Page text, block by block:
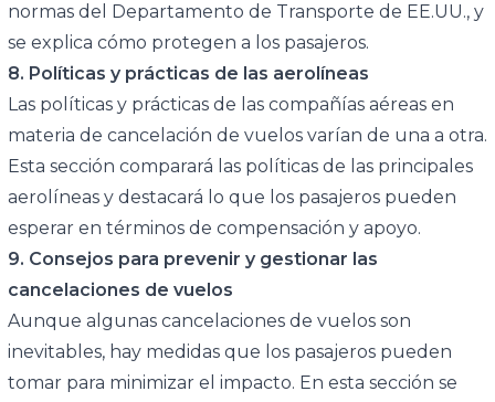
normas del Departamento de Transporte de EE.UU., y
se explica cómo protegen a los pasajeros.
8. Políticas y prácticas de las aerolíneas
Las políticas y prácticas de las compañías aéreas en
materia de cancelación de vuelos varían de una a otra.
Esta sección comparará las políticas de las principales
aerolíneas y destacará lo que los pasajeros pueden
esperar en términos de compensación y apoyo.
9. Consejos para prevenir y gestionar las
cancelaciones de vuelos
Aunque algunas cancelaciones de vuelos son
inevitables, hay medidas que los pasajeros pueden
tomar para minimizar el impacto. En esta sección se